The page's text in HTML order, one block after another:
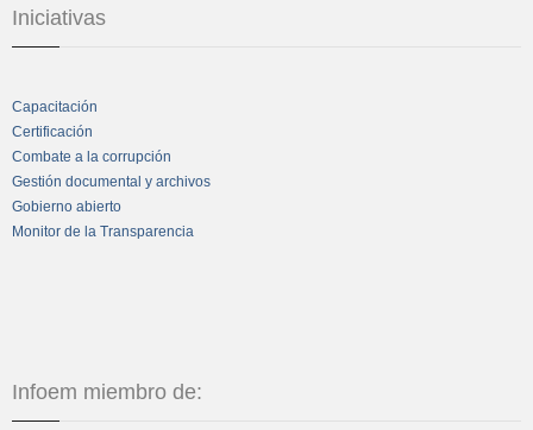
Iniciativas
Capacitación
Certificación
Combate a la corrupción
Gestión documental y archivos
Gobierno abierto
Monitor de la Transparencia
Infoem miembro de: